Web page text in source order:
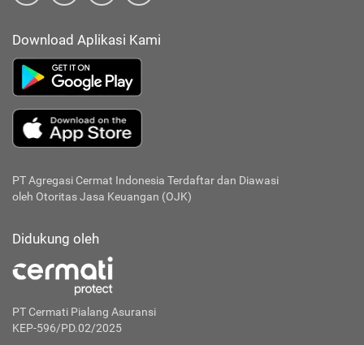
Download Aplikasi Kami
PT Agregasi Cermat Indonesia Terdaftar dan Diawasi
oleh Otoritas Jasa Keuangan (OJK)
Didukung oleh
PT Cermati Pialang Asuransi
KEP-596/PD.02/2025